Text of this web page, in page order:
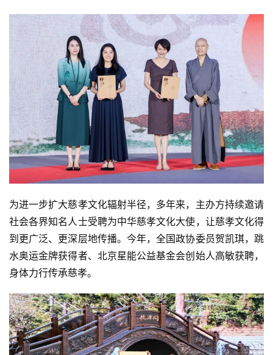
资
讯
八
点
僧
音
高
僧
访
谈
心
乐
菩
为进一步扩大慈孝文化辐射半径，多年来，主办方持续邀请
社会各界知名人士受聘为中华慈孝文化大使，让慈孝文化得
到更广泛、更深层地传播。今年，全国政协委员贺凯琪，跳
水奥运金牌获得者、北京星能公益基金会创始人高敏获聘，
身体力行传承慈孝。